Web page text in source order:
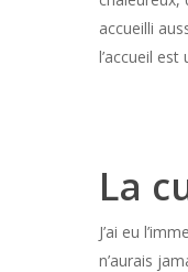
accueilli
l’accueil
La
J’ai eu
n’aurais